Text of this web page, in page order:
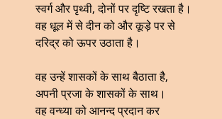
स्वर्ग और पृथ्वी, दोनों पर दृष्टि रखता है।
वह धूल में से दीन को और कूड़े पर से
दरिद्र को ऊपर उठाता है।
वह उन्हें शासकों के साथ बैठाता है,
अपनी प्रजा के शासकों के साथ।
वह वन्ध्या को आनन्द प्रदान कर